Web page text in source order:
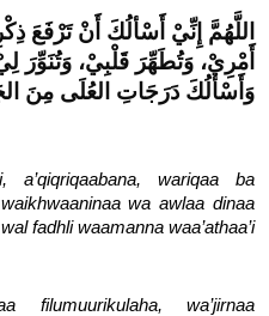
اللَّهُمَّ إِنِّيْ أَسْألُكَ أَنْ تَرْفَعَ
أَمْرِيْ، وَتُطَهِّرَ قَلْبِيْ، وَتُنَوِّرَ
وَأَسْألُكَ دَرَجَاتِ العُلَى مِنَ
a’qiqriqaabana, wariqaa ba
wa awlaa dinaa
fadhli waamanna waa’athaa’i
filumuurikulaha, wa’jirnaa